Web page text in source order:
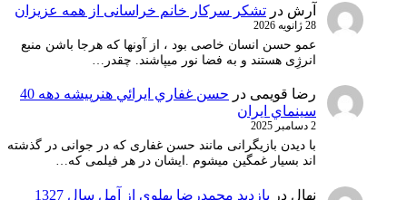
آرش در تشکر سرکار خانم خراسانی از همه عزیزان
28 ژانویه 2026
عمو حسن انسان خاصی بود ، از آونها که هرجا باشن منبع
انرژِی هستند و به فضا نور میپاشند. چقدر…
رضا قویمی در
حسن غفاري ايرائي هنرپيشه دهه 40
سينماي ايران
2 دسامبر 2025
با دیدن بازیگرانی مانند حسن غفاری که در جوانی در گذشته
اند بسیار غمگین میشوم .ایشان در هر فیلمی که…
نهال در
بازدید محمدرضا پهلوی از آمل سال 1327